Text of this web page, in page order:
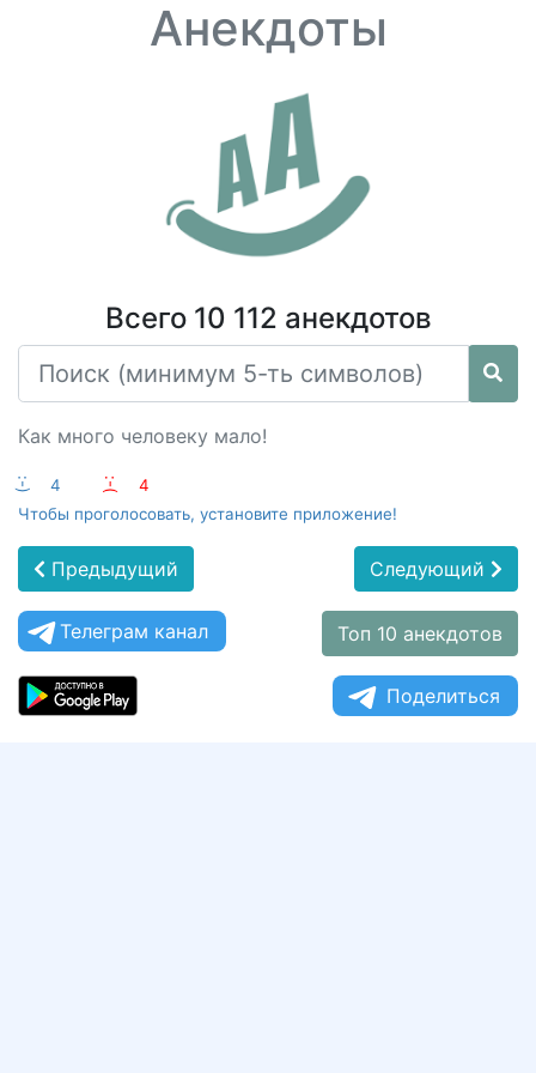
Анекдоты
Всего 10 112 анекдотов
Как много человеку мало!
:-) 4 :-(
4
Чтобы проголосовать, установите приложение!
Предыдущий Следующий
Телеграм канал Топ 10 анекдотов
Поделиться